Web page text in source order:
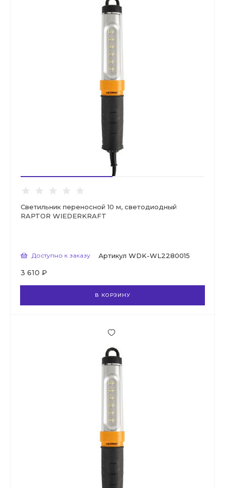
Светильник переносной 10 м, светодиодный
RAPTOR WIEDERKRAFT
Доступно к заказу Артикул WDK-WL2280015
3 610 ₽
В КОРЗИНУ